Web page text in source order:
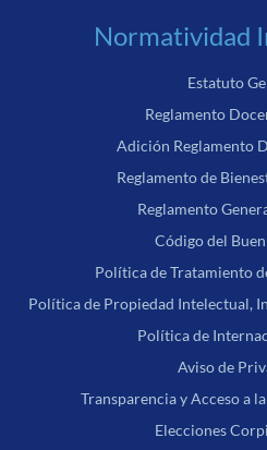
Normatividad
Estatuto
Reglamento
Adición Reglamento
Reglamento de
Reglamento
Código del
Política de Tratamiento
Política de Propiedad Intelectual,
Política de
Aviso de
Transparencia y Acceso a
Elecciones